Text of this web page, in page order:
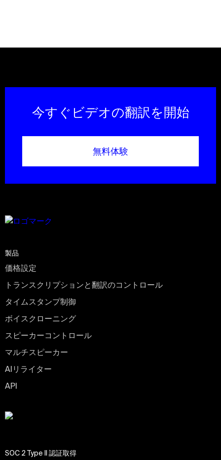
今すぐビデオの翻訳を開始
無料体験
製品
価格設定
トランスクリプションと翻訳のコントロール
タイムスタンプ制御
ボイスクローニング
スピーカーコントロール
マルチスピーカー
AIリライター
API
SOC 2 Type II 認証取得